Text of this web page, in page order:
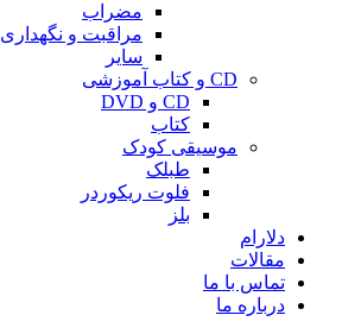
مضراب
مراقبت و نگهداری
سایر
CD و کتاب آموزشی
CD و DVD
کتاب
موسیقی کودک
طبلک
فلوت ریکوردر
بلز
دلارام
مقالات
تماس با ما
درباره ما